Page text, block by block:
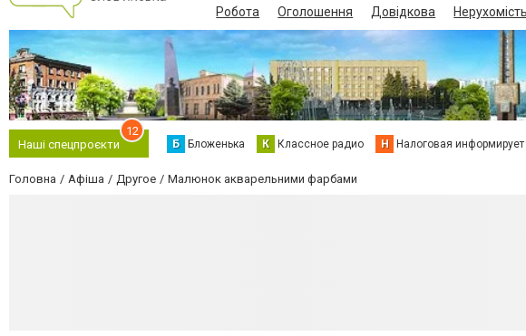
Робота Оголошення Довідкова Нерухомість
Наші спецпроєкти
12
Б Бложенька К Классное радио Н Налоговая информирует
Головна Афіша Другое Малюнок акварельними фарбами